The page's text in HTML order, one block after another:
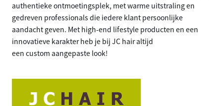
authentieke ontmoetingsplek, met warme uitstraling en
gedreven professionals die iedere klant persoonlijke
aandacht geven. Met high-end lifestyle producten en een
innovatieve karakter heb je bij JC hair altijd
een custom aangepaste look!